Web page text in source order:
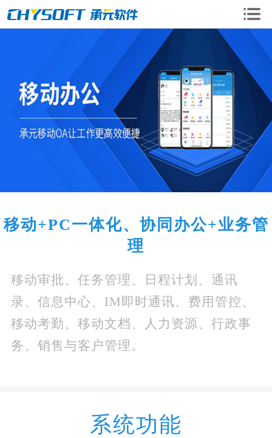
OA企业版
OA移动版
OA二次开发
手机微信开发
移动+PC一体化、协同办公+业务管
理
移动审批、任务管理、日程计划、通讯
录、信息中心、IM即时通讯、费用管控、
移动考勤、移动文档、人力资源、行政事
务、销售与客户管理。
系统功能